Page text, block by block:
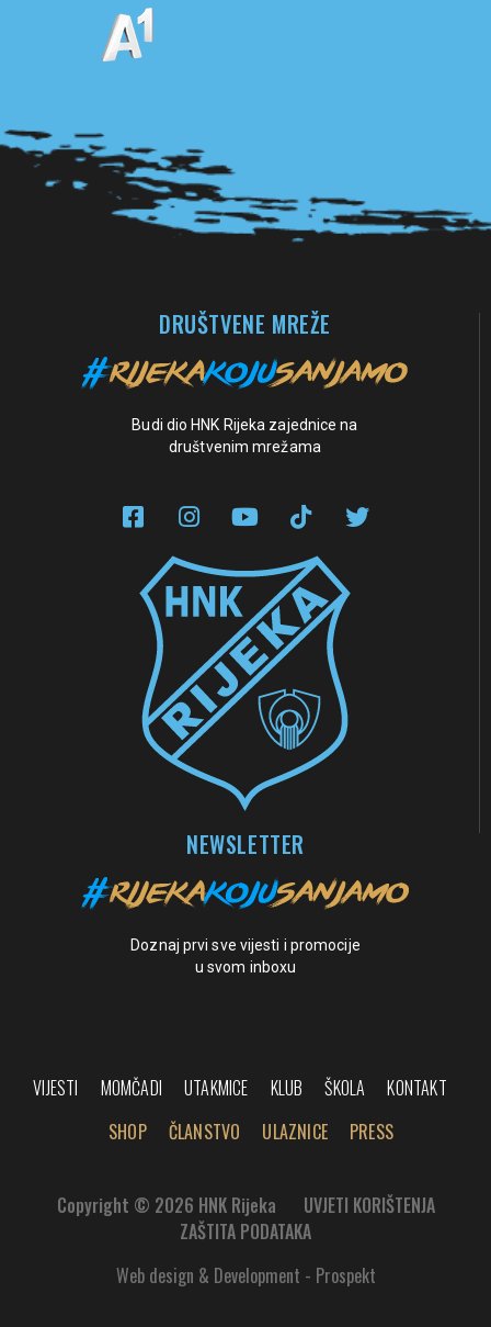
DRUŠTVENE MREŽE
Budi dio HNK Rijeka zajednice na
društvenim mrežama
NEWSLETTER
Doznaj prvi sve vijesti i promocije
u svom inboxu
VIJESTI MOMČADI UTAKMICE KLUB ŠKOLA
KONTAKT
SHOP
ČLANSTVO ULAZNICE PRESS
Copyright © 2026 HNK Rijeka
UVJETI KORIŠTENJA
ZAŠTITA PODATAKA
Web design & Development - Prospekt